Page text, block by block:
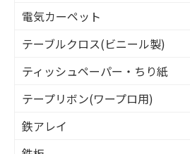
電気カーペット
テーブルクロス(ビニール製)
ティッシュペーパー・ちり紙
テープリボン(ワープロ用)
鉄アレイ